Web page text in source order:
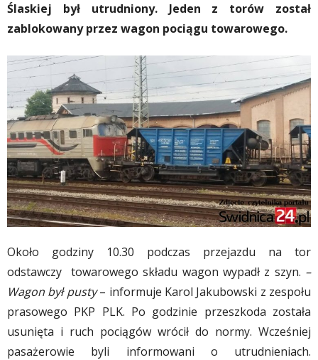
Ślaskiej był utrudniony. Jeden z torów został
zablokowany przez wagon pociągu towarowego.
Około godziny 10.30 podczas przejazdu na tor
odstawczy towarowego składu wagon wypadł z szyn. –
Wagon był pusty– informuje Karol Jakubowski z zespołu
prasowego PKP PLK. Po godzinie przeszkoda została
usunięta i ruch pociągów wrócił do normy. Wcześniej
pasażerowie byli informowani o utrudnieniach.